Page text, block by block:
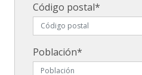
Código postal*
Población*